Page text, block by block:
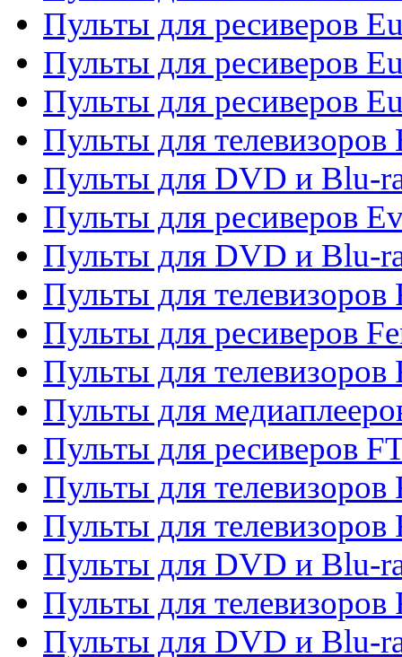
Пульты для ресиверов
Пульты для ресиверов
Пульты для ресиверов
Пульты для телевизоров
Пульты для DVD и Blu-
Пульты для ресиверов
Пульты для DVD и Blu-
Пульты для телевизоров
Пульты для ресиверов
Пульты для
Пульты для
Пульты для ресиверов
Пульты для телевизоров
Пульты для телевизоров
Пульты для DVD и Blu-
Пульты для телевизоров
Пульты для DVD и Blu-